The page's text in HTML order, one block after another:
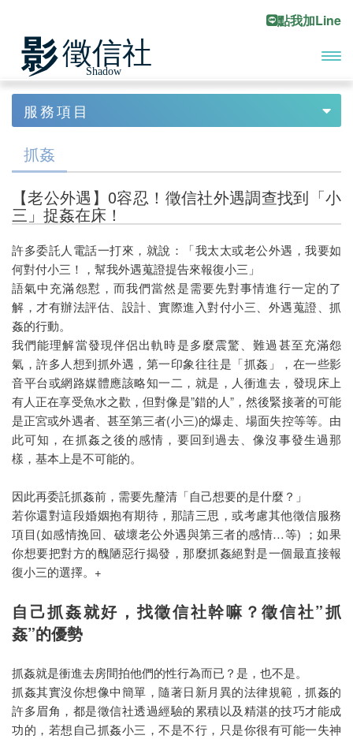
點我加Line
主選
Previous
服務項目
債務處理
債務協商
合法討債
債務尋人
工商收帳
債務催討
代客討債
代客復仇
徵信社討債
法律諮詢
家暴蒐證
抓姦
外遇蒐證
LINE監控
被抓姦怎麼辦
同志抓姦
大陸外遇調查
抓姦
【老公外遇】0容忍！徵信社外遇調查找到「小
三」捉姦在床！
許多委託人電話一打來，就說：「我太太或老公外遇，我要如
何對付小三！，幫我外遇蒐證提告來報復小三」
語氣中充滿怨懟，而我們當然是需要先對事情進行一定的了
解，才有辦法評估、設計、實際進入對付小三、外遇蒐證、抓
姦的行動。
我們能理解當發現伴侶出軌時是多麼震驚、難過甚至充滿怨
氣，許多人想到抓外遇，第一印象往往是「抓姦」，在一些影
音平台或網路媒體應該略知一二，就是，人衝進去，發現床上
有人正在享受魚水之歡，但對像是”錯的人”，然後緊接著的可能
是正宮或外遇者、甚至第三者(小三)的爆走、場面失控等等。由
此可知，在抓姦之後的感情，要回到過去、像沒事發生過那
樣，基本上是不可能的。
因此再委託抓姦前，需要先釐清「自己想要的是什麼？」
若你還對這段婚姻抱有期待，那請三思，或考慮其他徵信服務
項目(如感情挽回、破壞老公外遇與第三者的感情…等) ；如果
你想要把對方的醜陋惡行揭發，那麼抓姦絕對是一個最直接報
復小三的選擇。+
自己抓姦就好，找徵信社幹嘛？徵信社”抓
姦”的優勢
抓姦就是衝進去房間拍他們的性行為而已？是，也不是。
抓姦其實沒你想像中簡單，隨著日新月異的法律規範，抓姦的
許多眉角，都是徵信社透過經驗的累積以及精湛的技巧才能成
功的，若想自己抓姦小三，不是不行，只是你很有可能一失神